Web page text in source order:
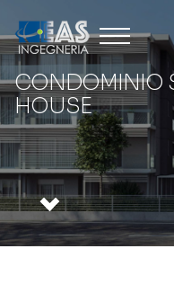
CONDOMINIO
HOUSE